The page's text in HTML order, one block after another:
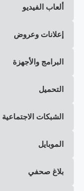
ألعاب الفيديو
إعلانات وعروض
البرامج والأجهزة
التحميل
الشبكات الاجتماعية
الموبايل
بلاغ صحفي